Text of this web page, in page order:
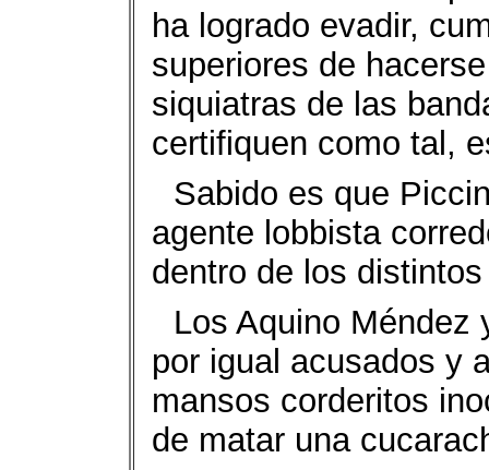
ha logrado evadir,
superiores de
siquiatras de las
certifiquen como tal,
Sabido es que
agente lobbista
dentro de los
Los Aquino Méndez
por igual acusados y
mansos corderitos
de matar una